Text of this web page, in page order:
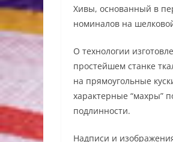
Хивы, основанный в
номиналов на
О технологии
простейшем станке
на прямоугольные
характерные “махры”
подлинности.
Надписи и